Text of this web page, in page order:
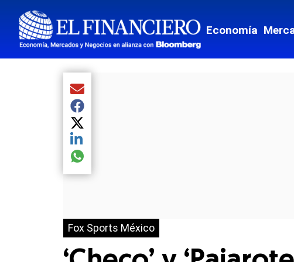
Economía
Fox Sports México
Compartir el artículo actual mediante Email
Compartir el artículo actual mediante Facebook
Compartir el artículo actual mediante Twitter
Compartir el artículo actual mediante LinkedIn
Compartir el artículo actual mediante global.social-